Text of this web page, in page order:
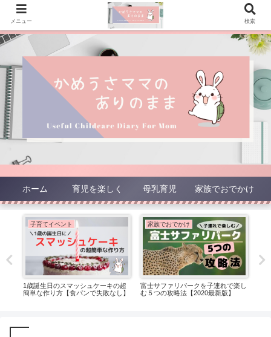
ホーム 育児を楽しく 母乳育児 家族でおでかけ
子育てイベント
1歳誕生日のスマッシュケーキの超
簡単な作り方【食パンで失敗なし】
家族でおでかけ
富士サファリパークを子連れで楽し
む５つの攻略法【2020最新版】
メニュー 検索